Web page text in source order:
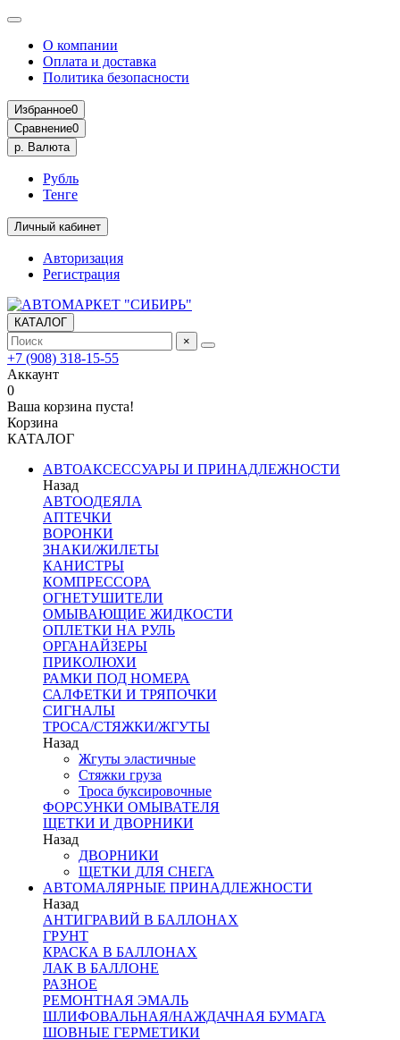
О компании
Оплата и доставка
Политика безопасности
Избранное0
Сравнение0
р. Валюта
Рубль
Тенге
Личный кабинет
Авторизация
Регистрация
КАТАЛОГ
×
+7 (908) 318-15-55
Аккаунт
0
Ваша корзина пуста!
Корзина
КАТАЛОГ
АВТОАКСЕССУАРЫ И ПРИНАДЛЕЖНОСТИ
Назад
АВТООДЕЯЛА
АПТЕЧКИ
ВОРОНКИ
ЗНАКИ/ЖИЛЕТЫ
КАНИСТРЫ
КОМПРЕССОРА
ОГНЕТУШИТЕЛИ
ОМЫВАЮЩИЕ ЖИДКОСТИ
ОПЛЕТКИ НА РУЛЬ
ОРГАНАЙЗЕРЫ
ПРИКОЛЮХИ
РАМКИ ПОД НОМЕРА
САЛФЕТКИ И ТРЯПОЧКИ
СИГНАЛЫ
ТРОСА/СТЯЖКИ/ЖГУТЫ
Назад
Жгуты эластичные
Стяжки груза
Троса буксировочные
ФОРСУНКИ ОМЫВАТЕЛЯ
ЩЕТКИ И ДВОРНИКИ
Назад
ДВОРНИКИ
ЩЕТКИ ДЛЯ СНЕГА
АВТОМАЛЯРНЫЕ ПРИНАДЛЕЖНОСТИ
Назад
АНТИГРАВИЙ В БАЛЛОНАХ
ГРУНТ
КРАСКА В БАЛЛОНАХ
ЛАК В БАЛЛОНЕ
РАЗНОЕ
РЕМОНТНАЯ ЭМАЛЬ
ШЛИФОВАЛЬНАЯ/НАЖДАЧНАЯ БУМАГА
ШОВНЫЕ ГЕРМЕТИКИ